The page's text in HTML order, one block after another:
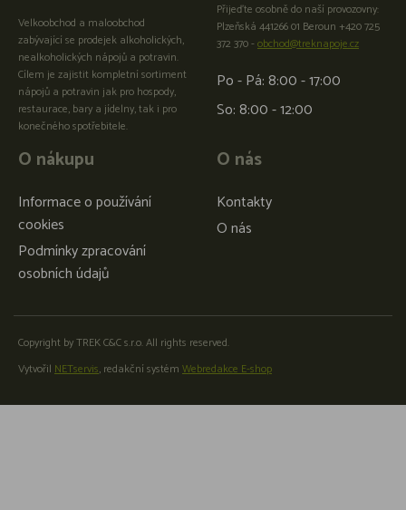
Velkoobchod a maloobchod
zabývající se prodejek alkoholických,
nealkoholických nápojů a potravin.
Cílem je zajistit kompletní sortiment
nápojů a potravin jak pro hospody,
restaurace, bary a jídelny, tak i pro
konečného spotřebitele.
O nákupu
Informace o používání
cookies
Podmínky zpracování
osobních údajů
O nás
Kontakty
O nás
Přijeďte osobně do naší provozovny:
Plzeňská 441266 01 Beroun +420 725
372 370 -obchod@treknapoje.cz
Po - Pá: 8:00 - 17:00
So: 8:00 - 12:00
Copyright by TREK C&C s.r.o. All rights reserved.
Vytvořil NETservis, redakční systém Webredakce E-shop